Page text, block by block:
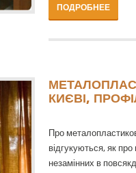
ПОДРОБНЕЕ
КИЄВІ,
Про
відгукуються, як про
незамінних в